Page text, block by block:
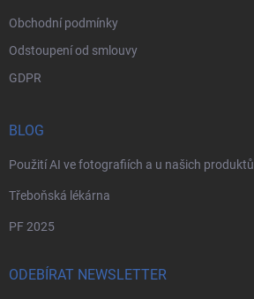
Obchodní podmínky
Odstoupení od smlouvy
GDPR
BLOG
Použití AI ve fotografiích a u našich produktů
Třeboňská lékárna
PF 2025
ODEBÍRAT NEWSLETTER